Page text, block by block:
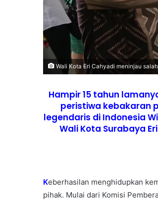
Wali Kota Eri Cahyadi meninjau
Hampir 15 tahun
peristiwa kebakaran
legendaris di Indonesia
Wali Kota Surabaya
Keberhasilan menghidupkan
pihak. Mulai dari Komisi